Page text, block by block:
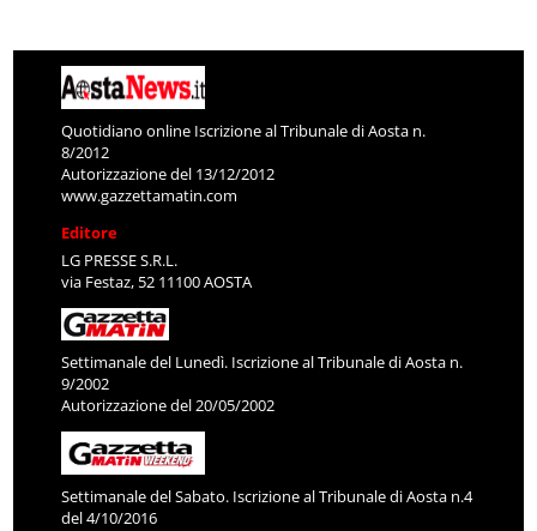
Quotidiano online Iscrizione al Tribunale di Aosta n.
8/2012
Autorizzazione del 13/12/2012
www.gazzettamatin.com
Editore
LG PRESSE S.R.L.
via Festaz, 52 11100 AOSTA
Settimanale del Lunedì. Iscrizione al Tribunale di Aosta n.
9/2002
Autorizzazione del 20/05/2002
Settimanale del Sabato. Iscrizione al Tribunale di Aosta n.4
del 4/10/2016